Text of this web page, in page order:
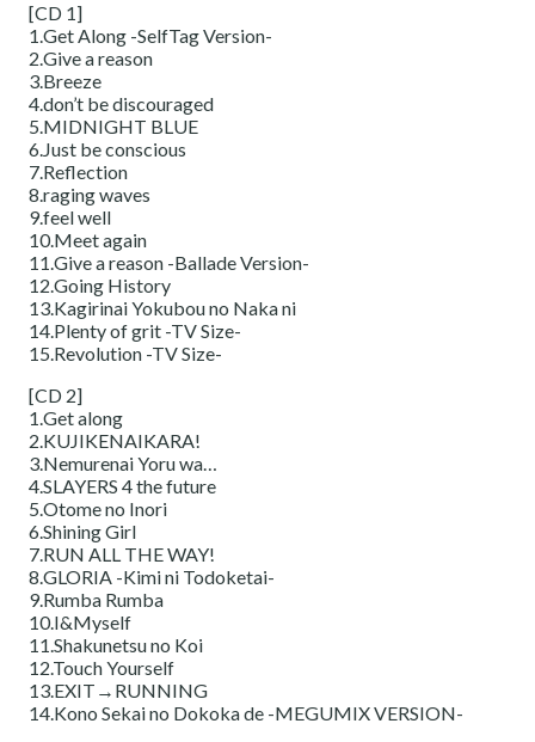
[CD 1]
1.Get Along -SelfTag Version-
2.Give a reason
3.Breeze
4.don’t be discouraged
5.MIDNIGHT BLUE
6.Just be conscious
7.Reflection
8.raging waves
9.feel well
10.Meet again
11.Give a reason -Ballade Version-
12.Going History
13.Kagirinai Yokubou no Naka ni
14.Plenty of grit -TV Size-
15.Revolution -TV Size-
[CD 2]
1.Get along
2.KUJIKENAIKARA!
3.Nemurenai Yoru wa…
4.SLAYERS 4 the future
5.Otome no Inori
6.Shining Girl
7.RUN ALL THE WAY!
8.GLORIA -Kimi ni Todoketai-
9.Rumba Rumba
10.I&Myself
11.Shakunetsu no Koi
12.Touch Yourself
13.EXIT→RUNNING
14.Kono Sekai no Dokoka de -MEGUMIX VERSION-